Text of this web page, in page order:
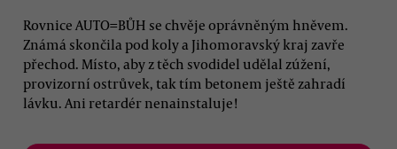
Rovnice AUTO=BŮH se chvěje oprávněným hněvem.
Známá skončila pod koly a Jihomoravský kraj zavře
přechod. Místo, aby z těch svodidel udělal zúžení,
provizorní ostrůvek, tak tím betonem ještě zahradí
lávku. Ani retardér nenainstaluje!